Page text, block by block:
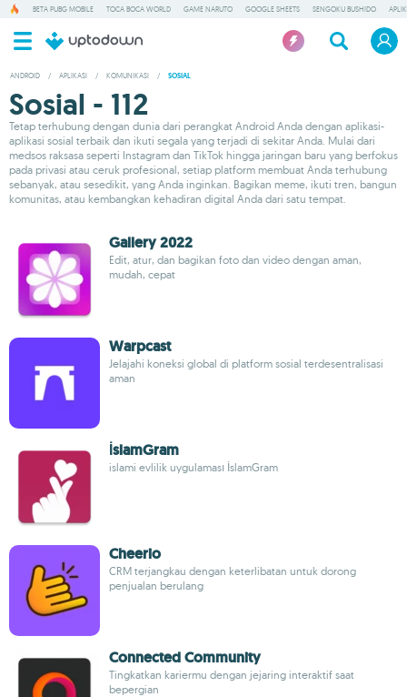
BETA PUBG MOBILE TOCA BOCA WORLD GAME NARUTO GOOGLE SHEETS SENGOKU BUSHIDO
ANDROID / APLIKASI / KOMUNIKASI / SOSIAL
Sosial - 112
Tetap terhubung dengan dunia dari perangkat Android Anda dengan aplikasi-
aplikasi sosial terbaik dan ikuti segala yang terjadi di sekitar Anda. Mulai dari
medsos raksasa seperti Instagram dan TikTok hingga jaringan baru yang berfokus
pada privasi atau ceruk profesional, setiap platform membuat Anda terhubung
sebanyak, atau sesedikit, yang Anda inginkan. Bagikan meme, ikuti tren, bangun
komunitas, atau kembangkan kehadiran digital Anda dari satu tempat.
Gallery 2022
Edit, atur, dan bagikan foto dan video dengan aman,
mudah, cepat
Warpcast
Jelajahi koneksi global di platform sosial terdesentralisasi
aman
İslamGram
islami evlilik uygulaması İslamGram
Cheerio
CRM terjangkau dengan keterlibatan untuk dorong
penjualan berulang
Connected Community
Tingkatkan kariermu dengan jejaring interaktif saat
bepergian